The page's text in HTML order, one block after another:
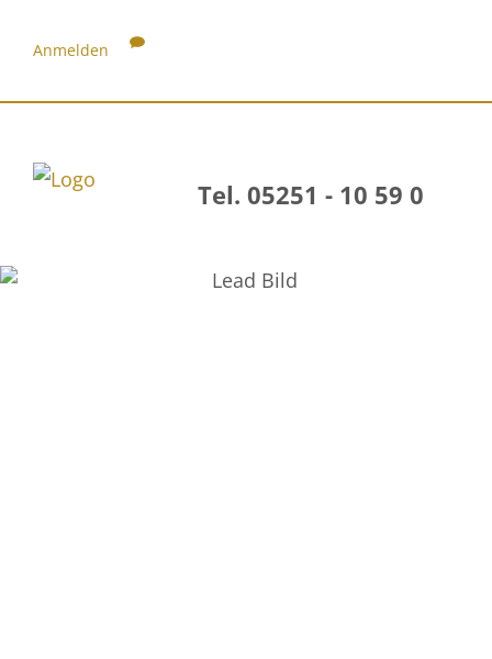
Anmelden
Tel. 05251 - 10 59 0